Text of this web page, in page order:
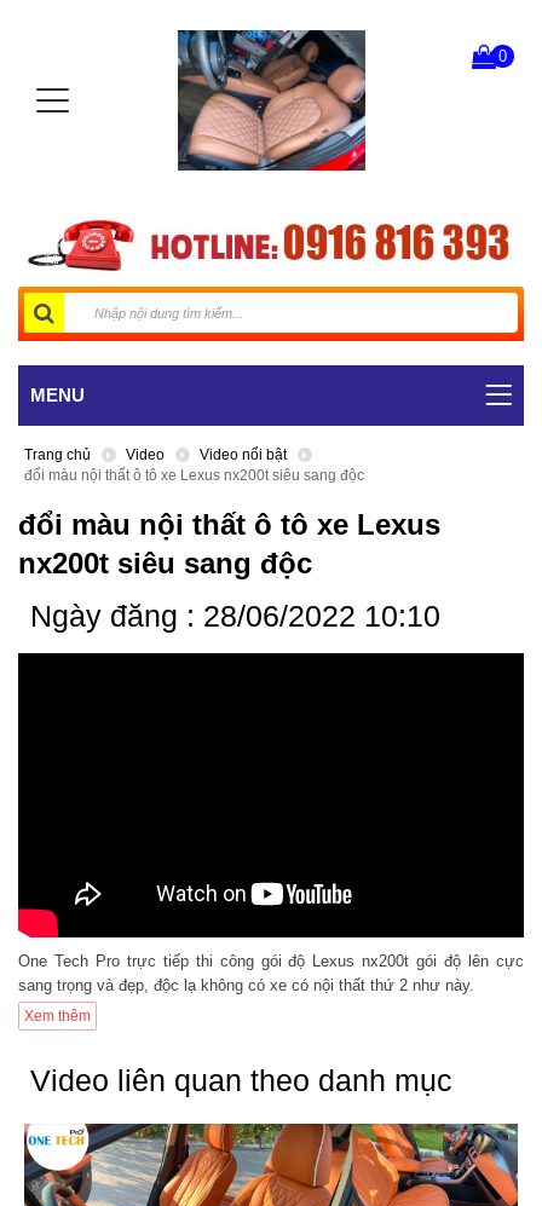
0
MENU
Trang chủ Video
Video nổi bật
đổi màu nội thất ô tô xe Lexus nx200t siêu sang độc
đổi màu nội thất ô tô xe Lexus
nx200t siêu sang độc
Ngày đăng : 28/06/2022 10:10
One Tech Pro trực tiếp thi công gói độ Lexus nx200t gói độ lên cực
sang trọng và đẹp, độc lạ không có xe có nội thất thứ 2 như này.
Xem thêm
Video liên quan theo danh mục